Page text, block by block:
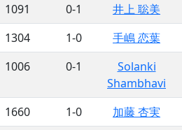
1091 0-1
井上 聡美
1304 1-0
手嶋 恋葉
1006 0-1
Solanki
Shambhavi
1660 1-0
加藤 杏実